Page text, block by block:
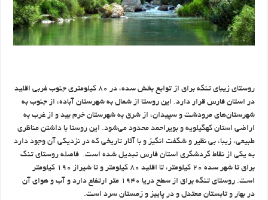
روستای زیبای تنگه براق از توابع بخش سده، در ۸۰ کیلومتری جنوب غربی اقلید
در استان فارس قرار دارد. این روستا از شمال به شهرستان آباده، از جنوب به
شهرستان‌های مرودشت و سپیدان، از شرق به شهرستان خرم بید و از غرب به
اراضی استان کهگیلویه و بویراحمد محدود می‌شود. این روستا با داشتن مناظری
طبیعی، زیبا، بی نظیر و شگفت انگیز و با آثار تاریخی که در نزدیکی آن وجود دارد
به یکی از نقاط گردشگری استان فارس تبدیل شده است. فاصله روستای تنگ
براق تا شهر سده ۲۰ کیلومتر، تا اقلید ۸۰ کیلومتر و تا شیراز ۱۹۰ کیلومتر
است. روستای تنگه براق از سطح دریا ۱۹۴۰ متر ارتفاع دارد و آب و هوای آن
در بهار و تابستان معتدل و در پاییز و زمستان سرد است.